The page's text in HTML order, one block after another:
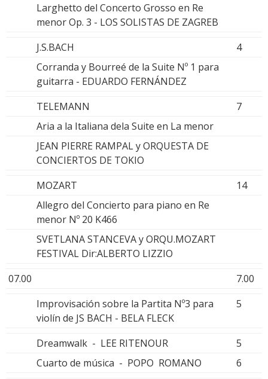
Larghetto del Concerto Grosso en Re
menor Op. 3 - LOS SOLISTAS DE ZAGREB
J.S.BACH
4
Corranda y Bourreé de la Suite Nº 1 para
guitarra - EDUARDO FERNÁNDEZ
TELEMANN
7
Aria a la Italiana dela Suite en La menor
JEAN PIERRE RAMPAL y ORQUESTA DE
CONCIERTOS DE TOKIO
MOZART
14
Allegro del Concierto para piano en Re
menor Nº 20 K466
SVETLANA STANCEVA y ORQU.MOZART
FESTIVAL Dir:ALBERTO LIZZIO
07.00
7.00
Improvisación sobre la Partita Nº3 para
violín de JS BACH - BELA FLECK
5
Dreamwalk - LEE RITENOUR
5
Cuarto de música - POPO ROMANO
6